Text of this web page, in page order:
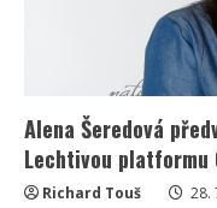
Alena Šeredová
Lechtivou platformu
Richard Touš 28.